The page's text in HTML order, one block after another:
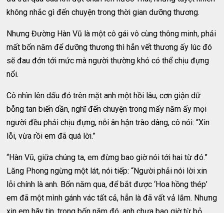
không nhắc gì đến chuyện trong thời gian dưỡng thương.
Nhưng Đường Hàn Vũ là một cô gái vô cùng thông minh, phải
mất bốn năm để dưỡng thương thì hẳn vết thương ấy lúc đó
sẽ đau đớn tới mức mà người thường khó có thể chịu đựng
nổi.
Cô nhìn lên dấu đỏ trên mặt anh một hồi lâu, cơn giận dữ
bỗng tan biến dần, nghĩ đến chuyện trong mấy năm ấy mọi
người đều phải chịu đựng, nỗi ân hận trào dâng, cô nói: “Xin
lỗi, vừa rồi em đã quá lời.”
“Hàn Vũ, giữa chúng ta, em đừng bao giờ nói tới hai từ đó.”
Lăng Phong ngừng một lát, nói tiếp: “Người phải nói lời xin
lỗi chính là anh. Bốn năm qua, để bắt được ‘Hoa hồng thép’
em đã một mình gánh vác tất cả, hẳn là đã vất vả lắm. Nhưng